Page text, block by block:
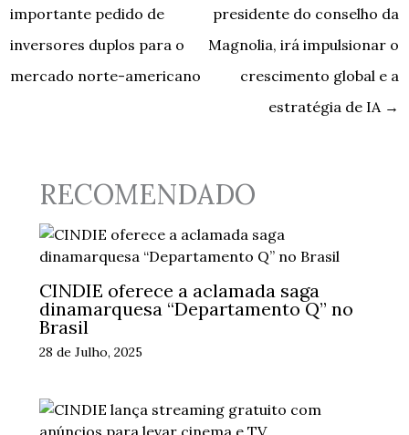
importante pedido de
inversores duplos para o
mercado norte-americano
presidente do conselho da
Magnolia, irá impulsionar o
crescimento global e a
estratégia de IA →
RECOMENDADO
CINDIE oferece a aclamada saga
dinamarquesa “Departamento Q” no
Brasil
28 de Julho, 2025